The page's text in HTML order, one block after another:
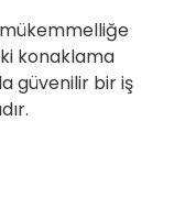
mükemmelliğe
konaklama
güvenilir bir iş